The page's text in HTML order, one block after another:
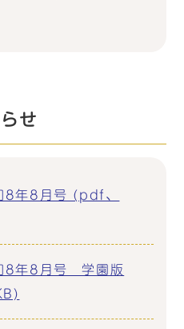
せ
8年8月号 (pdf、
8年8月号 学園版